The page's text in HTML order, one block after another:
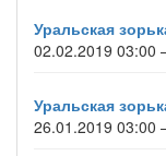
Уральская
02.02.2019 03:00
Уральская
26.01.2019 03:00